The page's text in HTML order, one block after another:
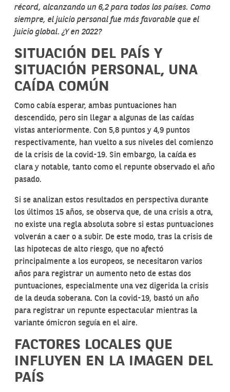
récord, alcanzando un 6,2 para todos los países. Como
siempre, el juicio personal fue más favorable que el
juicio global. ¿Y en 2022?
SITUACIÓN DEL PAÍS Y
SITUACIÓN PERSONAL, UNA
CAÍDA COMÚN
Como cabía esperar, ambas puntuaciones han
descendido, pero sin llegar a algunas de las caídas
vistas anteriormente. Con 5,8 puntos y 4,9 puntos
respectivamente, han vuelto a sus niveles del comienzo
de la crisis de la covid-19. Sin embargo, la caída es
clara y notable, tanto como el repunte observado el año
pasado.
Si se analizan estos resultados en perspectiva durante
los últimos 15 años, se observa que, de una crisis a otra,
no existe una regla absoluta sobre si estas puntuaciones
volverán a caer o a subir. De este modo, tras la crisis de
las hipotecas de alto riesgo, que no afectó
principalmente a los europeos, se necesitaron varios
años para registrar un aumento neto de estas dos
puntuaciones, especialmente una vez digerida la crisis
de la deuda soberana. Con la covid-19, bastó un año
para registrar un repunte espectacular mientras la
variante ómicron seguía en el aire.
FACTORES LOCALES QUE
INFLUYEN EN LA IMAGEN DEL
PAÍS